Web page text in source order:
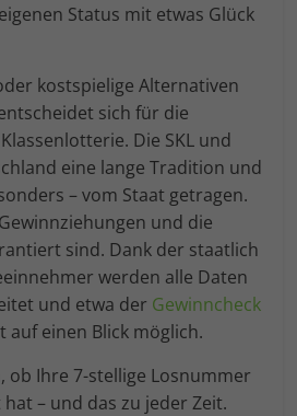
Status mit etwas Glück
kostspielige Alternativen
sich für die
Die SKL und
eine lange Tradition und
– vom Staat getragen.
und die
sind. Dank der staatlich
werden alle Daten
und etwa der Gewinncheck
auf einen Blick möglich.
ob Ihre 7-stellige Losnummer
– und das zu jeder Zeit.